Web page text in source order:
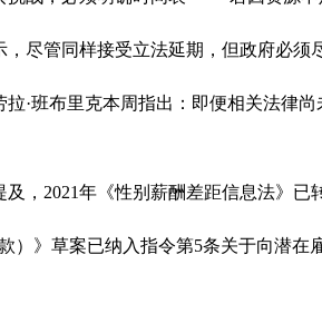
管同样接受立法延期，但政府必须尽
班布里克本周指出：即便相关法律尚
2021年《性别薪酬差距信息法》已
》草案已纳入指令第5条关于向潜在